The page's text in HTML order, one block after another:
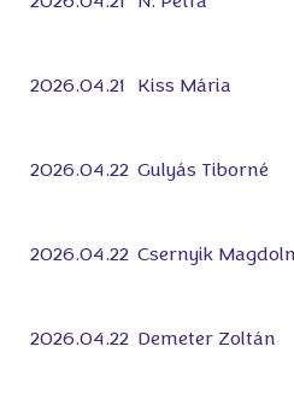
2026.04.21 Kiss Mária
2026.04.22 Gulyás Tiborné
2026.04.22 Csernyik
2026.04.22 Demeter Zoltán